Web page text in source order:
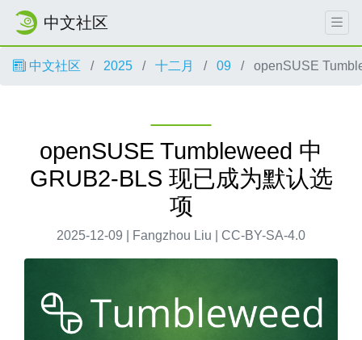
中文社区
中文社区 2025 十二月 09 openSUSE
openSUSE Tumbleweed 中
GRUB2-BLS 现已成为默认选
项
2025-12-09 | Fangzhou Liu | CC-BY-SA-4.0